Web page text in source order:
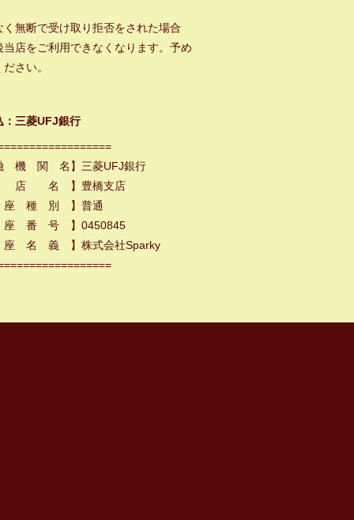
く無断で受け取り拒否をされた場合
当店をご利用できなくなります。予め
さい。
：三菱UFJ銀行
機 関 名】三菱UFJ銀行
店 名 】豊橋支店
座 種 別 】普通
番 号 】0450845
名 義 】株式会社Sparky